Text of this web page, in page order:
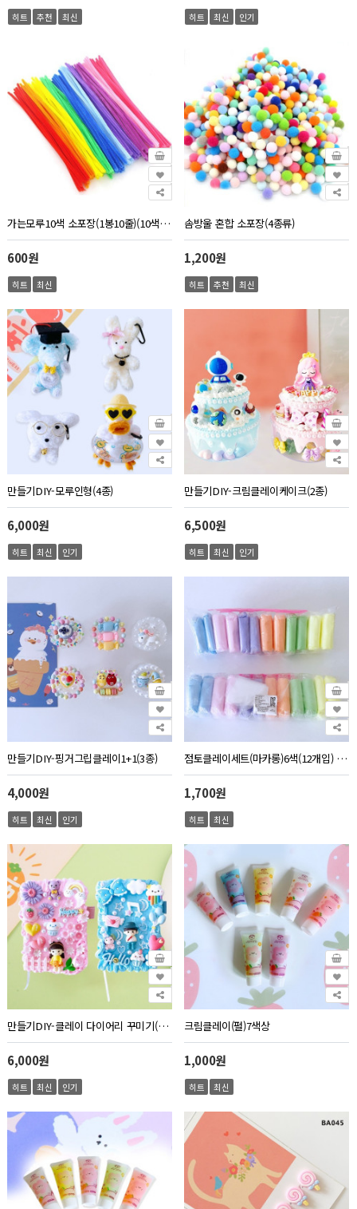
히트 추천 최신 히트 최신 인기
가는모루10색 소포장(1봉10줄)(10색1줄씩 두께5mm 길이30cm)
600원
히트 최신
솜방울 혼합 소포장(4종류)
1,200원
히트 추천 최신
만들기DIY-모루인형(4종)
6,000원
히트 최신 인기
만들기DIY-크림클레이케이크(2종)
6,500원
히트 최신 인기
만들기DIY-핑거그립클레이1+1(3종)
4,000원
히트 최신 인기
점토클레이세트(마카롱)6색(12개입) 파스텔 색상 하늘, 분홍, 보라, 주황, 연두, 노랑 6종 (색상별 2개씩 총 12개 1봉 포장)
1,700원
히트 최신
만들기DIY-클레이 다이어리 꾸미기(2종)
6,000원
히트 최신 인기
크림클레이(펄)7색상
1,000원
히트 최신